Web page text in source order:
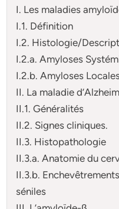
I. Les maladies
I.1. Définition
I.2. Histologie/
I.2.a. Amyloses
I.2.b. Amyloses
II. La maladie
II.1. Généralités
II.2. Signes cliniques.
II.3. Histopathologie
II.3.a. Anatomie du
II.3.b.
séniles